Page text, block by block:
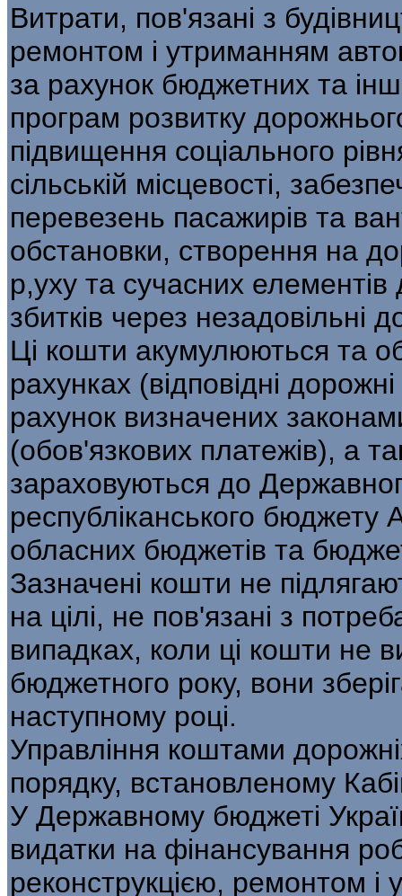
Витрати, пов'язані з
ремонтом і утриманням
за рахунок бюджетних та
програм розвитку
підвищення соціального
сільській місцевості,
перевезень пасажирів та
обстановки, створення на
р,уху та сучасних
збитків через незадовільні
Ці кошти акумулюються та
рахунках (відповідні
рахунок визначених
(обов'язкових платежів), а
зараховуються до
республіканського бюджету
обласних бюджетів та
Зазначені кошти не
на цілі, не пов'язані з
випадках, коли ці кошти не
бюджетного року, вони
наступному році.
Управління коштами
порядку, встановленому
У Державному бюджеті
видатки на фінансування
реконструкцією, ремонтом